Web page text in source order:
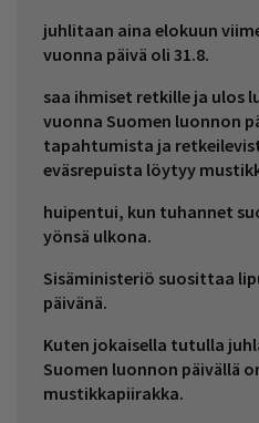
juhlitaan aina elokuun
vuonna päivä oli 31.8.
saa ihmiset retkille ja ulos
vuonna Suomen luonnon
tapahtumista ja
eväsrepuista löytyy
huipentui, kun tuhannet
yönsä ulkona.
Sisäministeriö suosittaa
päivänä.
Kuten jokaisella tutulla
Suomen luonnon päivällä
mustikkapiirakka.